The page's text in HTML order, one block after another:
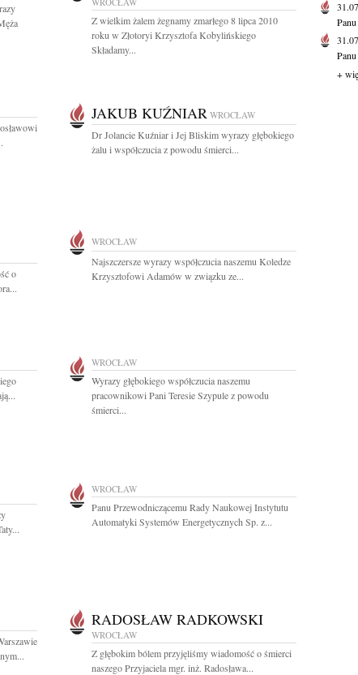
Z wielkim żalem żegnamy zmarłego 8 lipca 2010
roku w Złotoryi Krzysztofa Kobylińskiego
Składamy...
JAKUB KUŹNIAR WROCŁAW
Dr Jolancie Kuźniar i Jej Bliskim wyrazy głębokiego
żalu i współczucia z powodu śmierci...
o
WROCŁAW
Najszczersze wyrazy współczucia naszemu Koledze
Krzysztofowi Adamów w związku ze...
WROCŁAW
Wyrazy głębokiego współczucia naszemu
pracownikowi Pani Teresie Szypule z powodu
śmierci...
WROCŁAW
Panu Przewodniczącemu Rady Naukowej Instytutu
Automatyki Systemów Energetycznych Sp. z...
RADOSŁAW RADKOWSKI
WROCŁAW
Z głębokim bólem przyjęliśmy wiadomość o śmierci
naszego Przyjaciela mgr. inż. Radosława...
+